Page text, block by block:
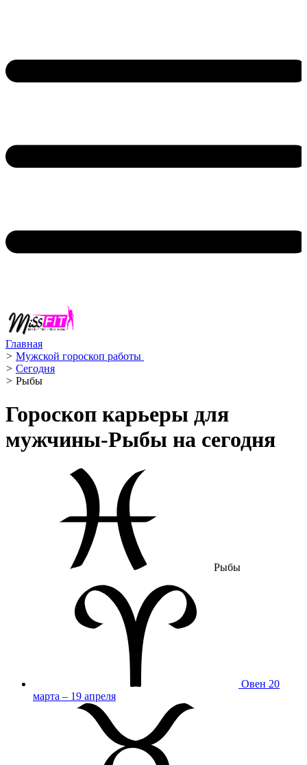
Главная
> Мужской гороскоп работы ‍
> Сегодня
> Рыбы ️
Гороскоп карьеры для
мужчины-Рыбы на сегодня
Рыбы
Овен 20
марта – 19 апреля